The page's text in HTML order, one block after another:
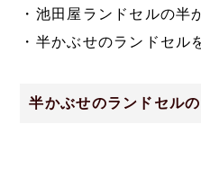
・池田屋ランドセルの半
・半かぶせのランドセル
半かぶせのランドセル